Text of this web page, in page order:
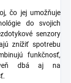
čo jej umožňuje
do svojich
senzory
znížiť spotrebu
funkčnosť,
dbá aj na